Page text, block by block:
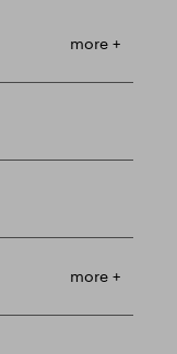
more +
more +